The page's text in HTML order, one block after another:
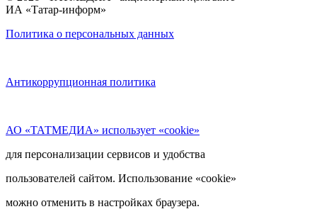
ИА «Татар-информ»
Политика о персональных данных
Антикоррупционная политика
АО «ТАТМЕДИА» использует «cookie»
для персонализации сервисов и удобства
пользователей сайтом. Использование «cookie»
можно отменить в настройках браузера.